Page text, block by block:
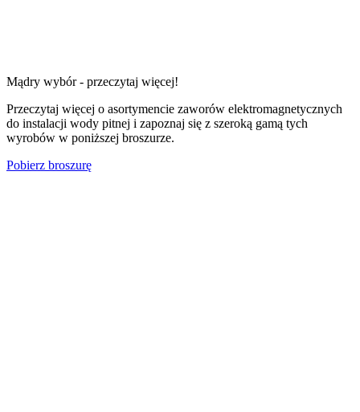
Mądry wybór - przeczytaj więcej!
Przeczytaj więcej o asortymencie zaworów elektromagnetycznych
do instalacji wody pitnej i zapoznaj się z szeroką gamą tych
wyrobów w poniższej broszurze.
Pobierz broszurę